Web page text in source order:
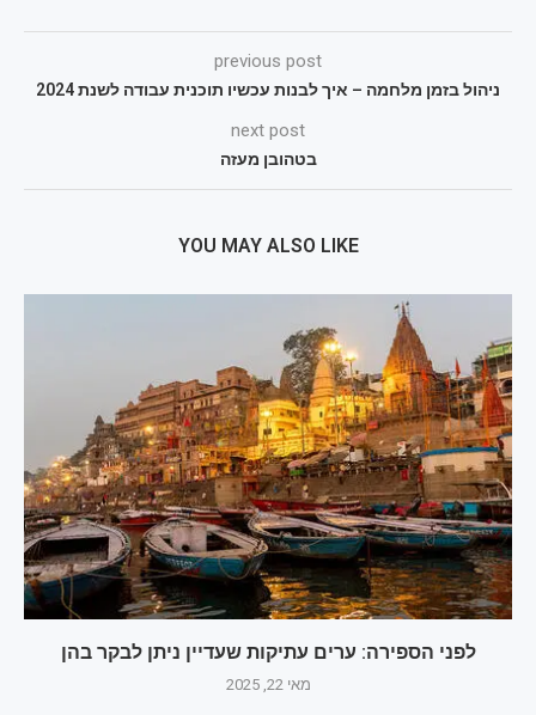
previous post
ניהול בזמן מלחמה – איך לבנות עכשיו תוכנית עבודה לשנת 2024
next post
בטהובן מעזה
YOU MAY ALSO LIKE
לפני הספירה: ערים עתיקות שעדיין ניתן לבקר בהן
מאי 22, 2025